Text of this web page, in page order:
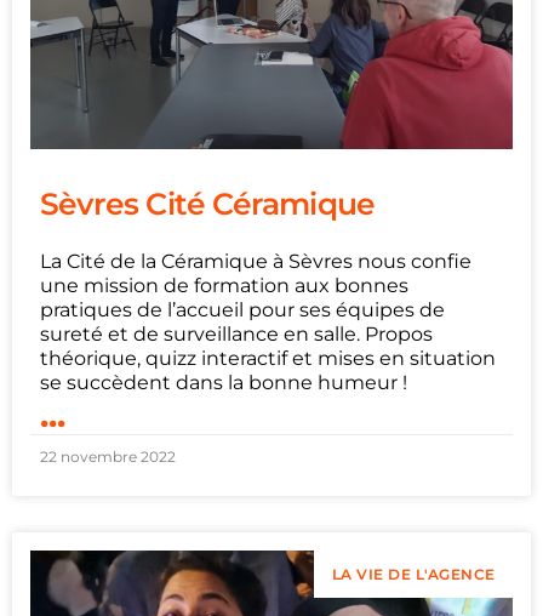
Sèvres Cité Céramique
La Cité de la Céramique à Sèvres nous confie
une mission de formation aux bonnes
pratiques de l’accueil pour ses équipes de
sureté et de surveillance en salle. Propos
théorique, quizz interactif et mises en situation
se succèdent dans la bonne humeur !
...
22 novembre 2022
LA VIE DE L'AGENCE